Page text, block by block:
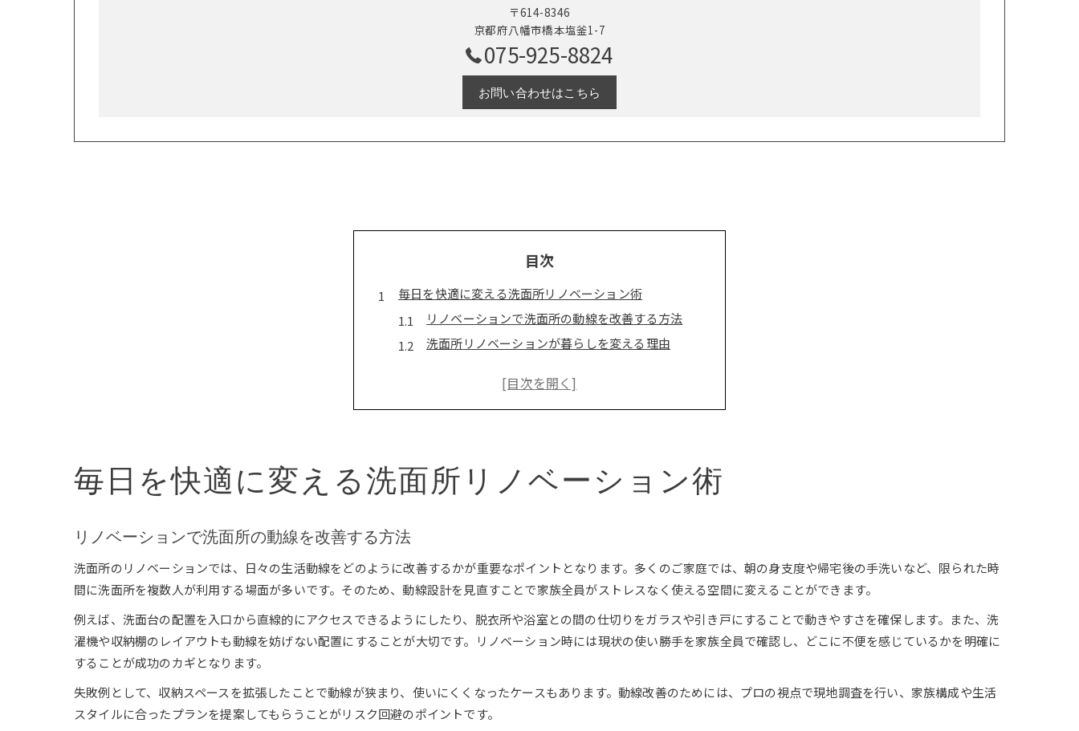
〒614-8346
京都府八幡市橋本塩釜1-7
075-925-8824
お問い合わせはこちら
目次
毎日を快適に変える洗面所リノベーション術
リノベーションで洗面所の動線を改善する方法
洗面所リノベーションが暮らしを変える理由
快適な洗面所へ導くリノベーション実例
リノベーション事例に見る洗面所の最新トレンド
洗面所リノベーションで得られる実用的アイデア
リノベーション事例で分かる空間活用法
古い洗面所が生まれ変わる空間改革の秘訣
老朽化した洗面所をリノベーションで蘇らせる
洗面所リノベーションによる空間改革の実例
洗面所リノベーションで叶う快適な暮らし
リノベーションで古い洗面所の不満を解消
毎日を快適に変える洗面所リノベーション術
リノベーションで洗面所の動線を改善する方法
洗面所のリノベーションでは、日々の生活動線をどのように改善するかが重要なポイントとなります。多くのご家庭では、朝の身支度や帰宅後の手洗いなど、限られた時
間に洗面所を複数人が利用する場面が多いです。そのため、動線設計を見直すことで家族全員がストレスなく使える空間に変えることができます。
例えば、洗面台の配置を入口から直線的にアクセスできるようにしたり、脱衣所や浴室との間の仕切りをガラスや引き戸にすることで動きやすさを確保します。また、洗
濯機や収納棚のレイアウトも動線を妨げない配置にすることが大切です。リノベーション時には現状の使い勝手を家族全員で確認し、どこに不便を感じているかを明確に
することが成功のカギとなります。
失敗例として、収納スペースを拡張したことで動線が狭まり、使いにくくなったケースもあります。動線改善のためには、プロの視点で現地調査を行い、家族構成や生活
スタイルに合ったプランを提案してもらうことがリスク回避のポイントです。